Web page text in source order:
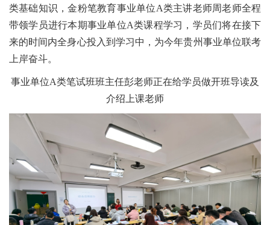
类基础知识，金粉笔教育事业单位A类主讲老师周老师全程
带领学员进行本期事业单位A类课程学习，学员们将在接下
来的时间内全身心投入到学习中，为今年贵州事业单位联考
上岸奋斗。
事业单位A类笔试班班主任彭老师正在给学员做开班导读及
介绍上课老师